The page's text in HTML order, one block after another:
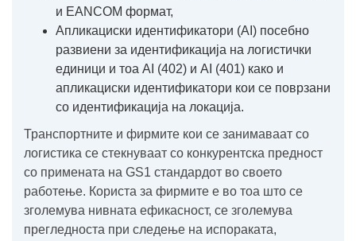
и EANCOM формат,
Aпликациски идентификатори (AI) посебно
развиени за идентификација на логистички
единици и тоа AI (402) и AI (401) како и
апликациски идентификатори кои се поврзани
со идентификација на локација.
Транспортните и фирмите кои се занимаваат со
логистика се стекнуваат со конкурентска предност
со примената на GS1 стандардот во своето
работење. Користа за фирмите е во тоа што се
зголемува нивната ефикасност, се зголемува
прегледноста при следење на испораката,